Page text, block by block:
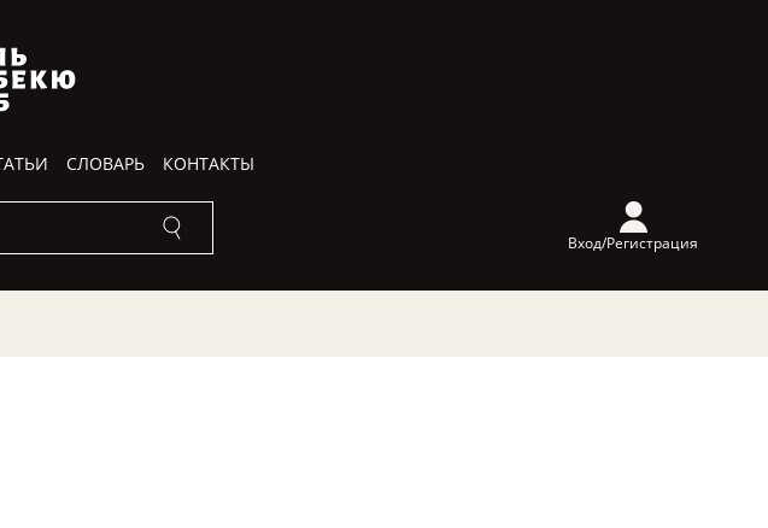
СЛОВАРЬ КОНТАКТЫ
Вход/Регистрация